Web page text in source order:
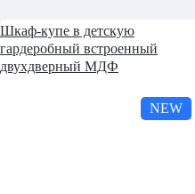
Шкаф-купе в детскую
гардеробный встроенный
двухдверный МДФ
NEW